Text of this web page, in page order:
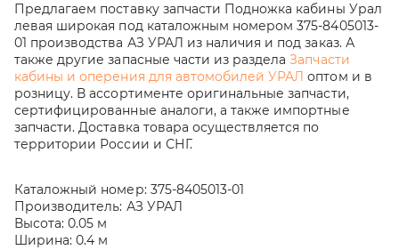
Предлагаем поставку запчасти Подножка кабины Урал
левая широкая под каталожным номером 375-8405013-
01 производства АЗ УРАЛ из наличия и под заказ. А
также другие запасные части из разделаЗапчасти
кабины и оперения для автомобилей УРАЛ оптом и в
розницу. В ассортименте оригинальные запчасти,
сертифицированные аналоги, а также импортные
запчасти. Доставка товара осуществляется по
территории России и СНГ.
Каталожный номер: 375-8405013-01
Производитель: АЗ УРАЛ
Высота: 0.05 м
Ширина: 0.4 м